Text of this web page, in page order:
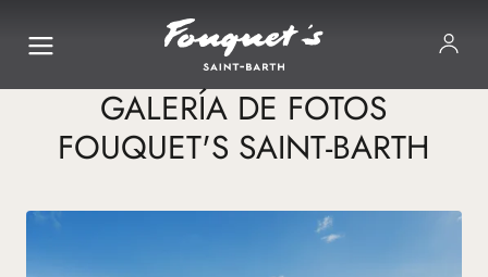
GALERÍA DE FOTOS
FOUQUET'S SAINT-BARTH